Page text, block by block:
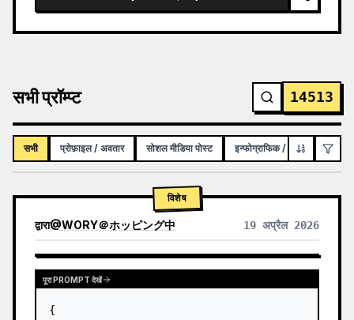
सभी प्रॉम्प्ट 14513
सभी प्रोफ़ाइल / अवतार सोशल मीडिया पोस्ट इन्फोग्राफिक / शैक्षिक विज़ुअल
विशेष
द्वारा@WORY＠ホッピング中 19 अप्रैल 2026
पूरा PROMPT देखें
{